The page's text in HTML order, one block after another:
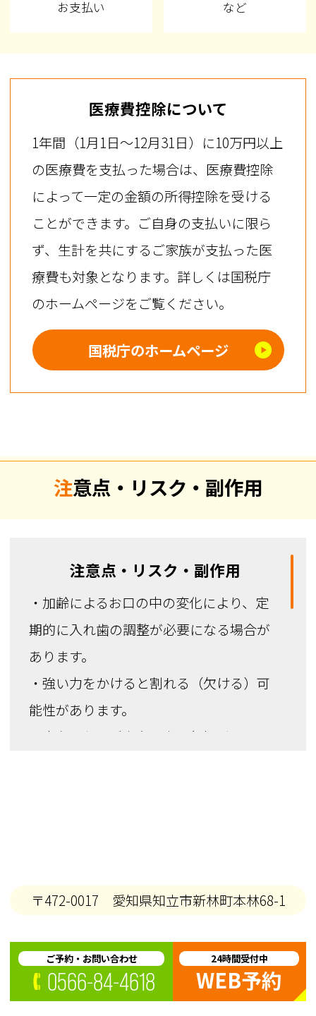
お支払い など
医療費控除について
1年間（1月1日～12月31日）に10万円以上
の医療費を支払った場合は、医療費控除
によって一定の金額の所得控除を受ける
ことができます。ご自身の支払いに限ら
ず、生計を共にするご家族が支払った医
療費も対象となります。詳しくは国税庁
のホームページをご覧ください。
国税庁のホームページ
注意点・リスク・副作用
注意点・リスク・副作用
・加齢によるお口の中の変化により、定
期的に入れ歯の調整が必要になる場合が
あります。
・強い力をかけると割れる（欠ける）可
能性があります。
・土台となるご自身の歯に負担がかかる
・入れ歯の種類などにより、土台となる
・治療時に出血を伴う可能性がありま
す。
・入れ歯装着時に違和感が出る場合があ
〒472-0017 愛知県知立市新林町本林68-1
ご予約・お問い合わせ
0566-84-4618
24時間受付中
WEB予約